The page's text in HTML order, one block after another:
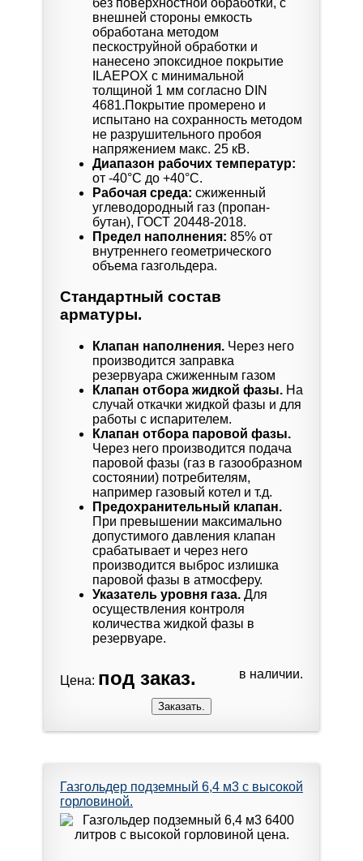
внешней стороны емкость
обработана методом
пескоструйной обработки и
нанесено эпоксидное покрытие
ILAEPOX с минимальной
толщиной 1 мм согласно DIN
4681.Покрытие промерено и
испытано на сохранность методом
не разрушительного пробоя
напряжением макс. 25 кВ.
Диапазон рабочих температур:
от -40°C до +40°C.
Рабочая среда: сжиженный
углеводородный газ (пропан-
бутан), ГОСТ 20448-2018.
Предел наполнения: 85% от
внутреннего геометрического
объема газгольдера.
Стандартный состав
арматуры.
Клапан наполнения. Через него
производится заправка
резервуара сжиженным газом
Клапан отбора жидкой фазы. На
случай откачки жидкой фазы и для
работы с испарителем.
Клапан отбора паровой фазы.
Через него производится подача
паровой фазы (газ в газообразном
состоянии) потребителям,
например газовый котел и т.д.
Предохранительный клапан.
При превышении максимально
допустимого давления клапан
срабатывает и через него
производится выброс излишка
паровой фазы в атмосферу.
Указатель уровня газа. Для
осуществления контроля
количества жидкой фазы в
резервуаре.
Цена: под заказ. в наличии.
Газгольдер подземный 6,4 м3 с высокой
горловиной.